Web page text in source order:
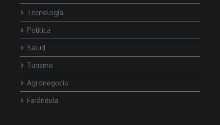
Tecnología
Política
Salud
Turismo
Agronegocio
Farándula